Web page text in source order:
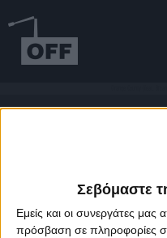
Σεβόμαστε
Εμείς και οι συνεργάτες
πρόσβαση σε πληροφορίες